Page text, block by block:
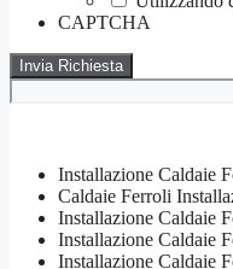
CAPTCHA
Installazione Caldaie
Caldaie Ferroli
Installazione Caldaie
Installazione Caldaie
Installazione Caldaie